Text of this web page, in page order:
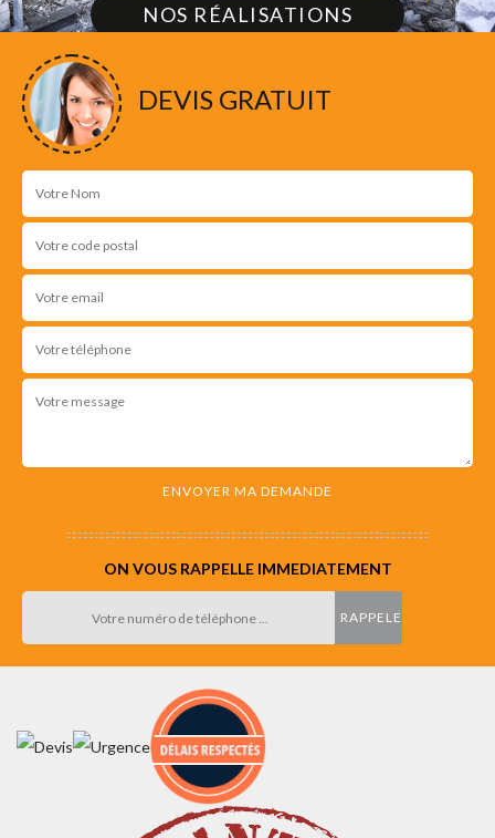
NOS RÉALISATIONS
DEVIS GRATUIT
ON VOUS RAPPELLE IMMEDIATEMENT